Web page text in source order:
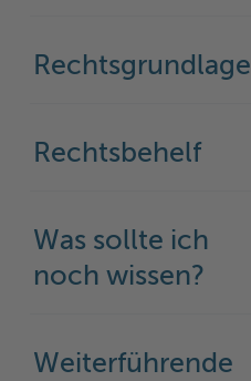
Rechtsgrundlage
Rechtsbehelf
Was sollte ich
noch wissen?
Weiterführende